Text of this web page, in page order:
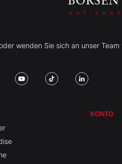
wenden Sie sich an unser
KONTO